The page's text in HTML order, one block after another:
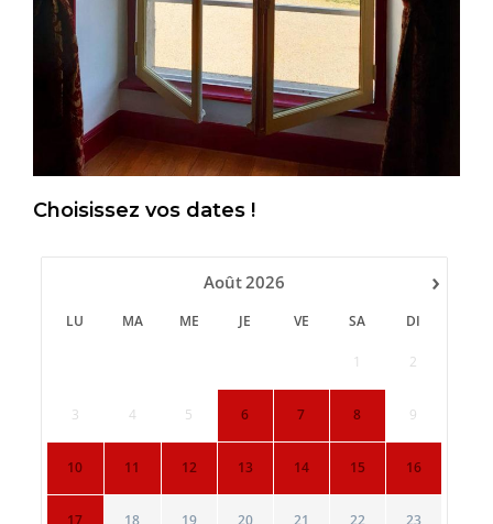
Choisissez vos dates !
›
Août2026
LU MA ME JE VE SA DI
1 2
3 4 5 6 7 8 9
10 11 12 13 14 15 16
17 18 19 20 21 22 23